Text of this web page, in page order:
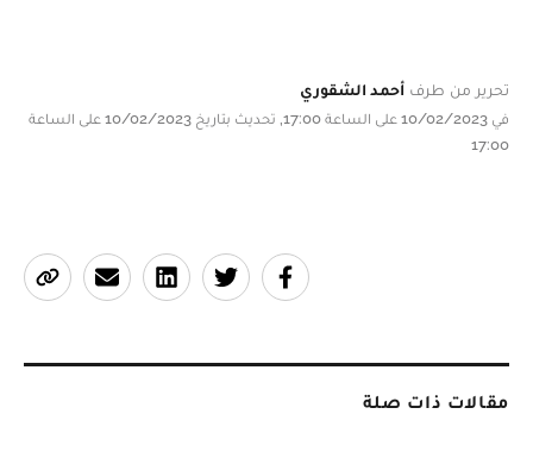
تحرير من طرف أحمد الشقوري
في 10/02/2023 على الساعة 17:00, تحديث بتاريخ 10/02/2023 على الساعة
17:00
مقالات ذات صلة